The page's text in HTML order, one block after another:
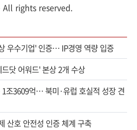
All rights reserved.
우수기업' 인증… IP경영 역량 입증
닷 어워드' 본상 2개 수상
1조3609억… 북미·유럽 호실적 성장 견
산호 안전성 인증 체계 구축